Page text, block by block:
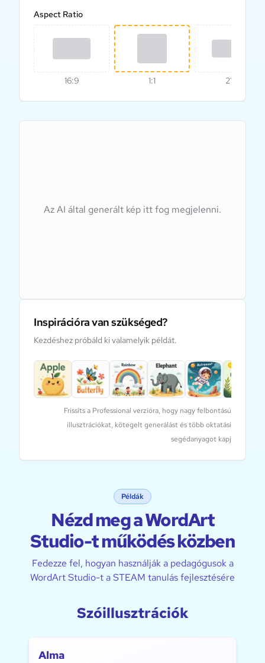
Aspect Ratio
16:9 1:1 21:9
Az AI által generált kép itt fog megjelenni.
Inspirációra van szükséged?
Kezdéshez próbáld ki valamelyik példát.
Frissíts a Professional verzióra, hogy nagy felbontású
illusztrációkat, kötegelt generálást és több oktatási
segédanyagot kapj
Példák
Nézd meg a WordArt
Studio-t működés közben
Fedezze fel, hogyan használják a pedagógusok a
WordArt Studio-t a STEAM tanulás fejlesztésére
Szóillusztrációk
Alma